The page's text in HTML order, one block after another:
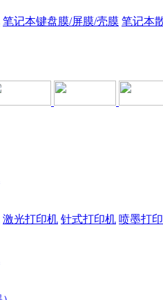
笔记本键盘膜/屏膜/壳膜 笔记本
激光打印机 针式打印机 喷墨打